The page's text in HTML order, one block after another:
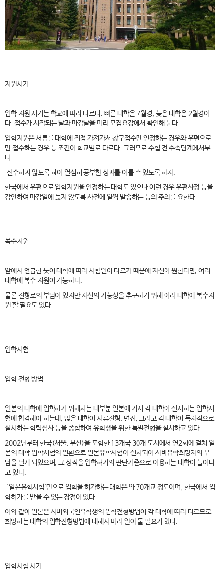
지원시기
입학 지원 시기는 학교에 따라 다르다. 빠른 대학은 7월경, 늦은 대학은 2월경이
다. 접수가 시작되는 날과 마감날을 미리 모집요강에서 확인해 둔다.
입학지원은 서류를 대학에 직접 가져가서 창구접수만 인정하는 경우와 우편으로
만 접수하는 경우 등 조건이 학교별로 다르다. 그러므로 수험 전 수속단계에서부
터
실수하지 않도록 하여 열심히 공부한 성과를 이룰 수 있도록 하자.
한국에서 우편으로 입학지원을 인정하는 대학도 있으나 이런 경우 우편사정 등을
감안하여 마감일에 늦지 않도록 사전에 일찍 발송하는 등의 주의를 요한다.
복수지원
앞에서 언급한 듯이 대학에 따라 시험일이 다르기 때문에 자신이 원한다면, 여러
대학에 복수 지원이 가능하다.
물론 전형료의 부담이 있지만 자신의 가능성을 추구하기 위해 여러 대학에 복수지
원 할 필요도 있다.
입학시험
입학 전형 방법
일본의 대학에 입학하기 위해서는 대부분 일본에 가서 각 대학이 실시하는 입학시
험에 합격해야 하는데, 많은 대학이 서류전형, 면접, 그리고 각 대학이 독자적으로
실시하는 학력심사 등을 종합하여 유학생을 위한 특별전형을 실시하고 있다.
2002년부터 한국(서울, 부산)을 포함한 13개국 30개 도시에서 연2회에 걸쳐 일
본의 대학 입학시험의 일환으로 일본유학시험이 실시되어 사비유학희망자의 부
담을 덜게 되었으며, 그 성적을 입학허가의 판단기준으로 이용하는 대학이 늘어나
고 있다.
'일본유학시험'만으로 입학을 허가하는 대학은 약 70개교 정도이며, 한국에서 입
학허가를 받을 수 있는 장점이 있다.
이와 같이 일본은 사비외국인유학생의 입학전형방법이 각 대학에 따라 다르므로
희망하는 대학의 입학전형방법에 대해서 미리 알아 둘 필요가 있다.
입학시험 시기